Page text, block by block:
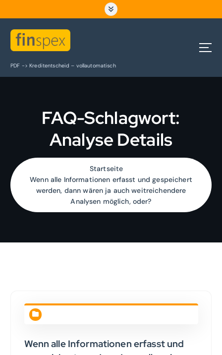
PDF -> Kreditentscheid – vollautomatisch
FAQ-Schlagwort:
Analyse Details
Startseite
Wenn alle Informationen erfasst und gespeichert
werden, dann wären ja auch weitreichendere
Analysen möglich, oder?
Wenn alle Informationen erfasst und